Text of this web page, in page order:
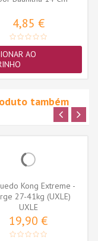
4,85 €
AO
também
Kong Extreme -
27-41kg (UXLE)
UXLE
19,90 €